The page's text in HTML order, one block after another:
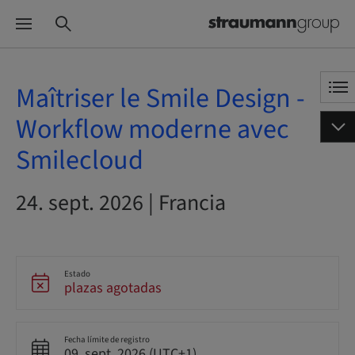
Maîtriser le Smile Design -
Workflow moderne avec
Smilecloud
24. sept. 2026 | Francia
Estado
plazas agotadas
Fecha límite de registro